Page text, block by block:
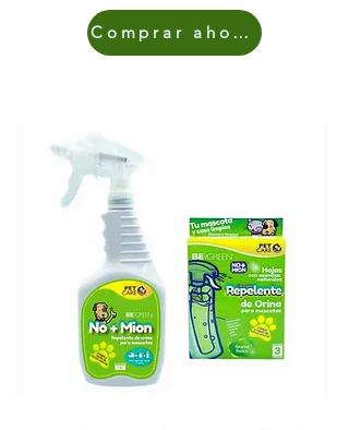
Comprar ahora